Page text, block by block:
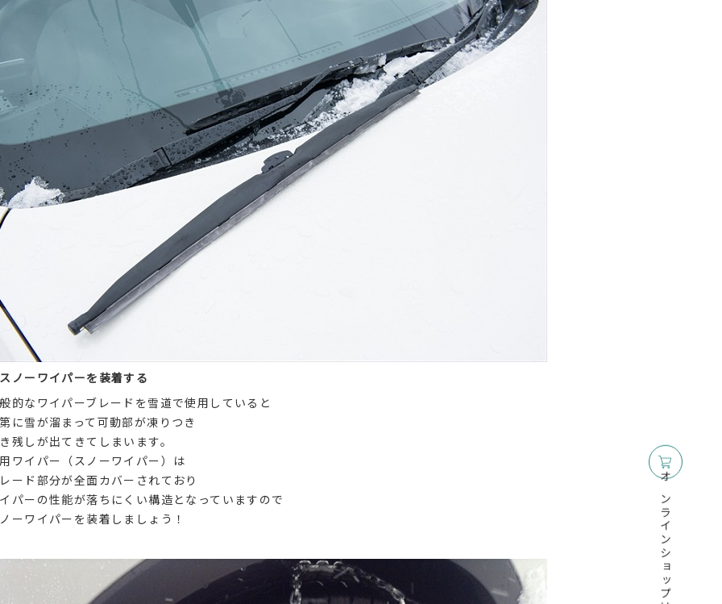
ノーワイパーを装着する
的なワイパーブレードを雪道で使用していると
に雪が溜まって可動部が凍りつき
残しが出てきてしまいます。
ワイパー（スノーワイパー）は
ード部分が全面カバーされており
パーの性能が落ちにくい構造となっていますので
ーワイパーを装着しましょう！
オンラインショップはこちら